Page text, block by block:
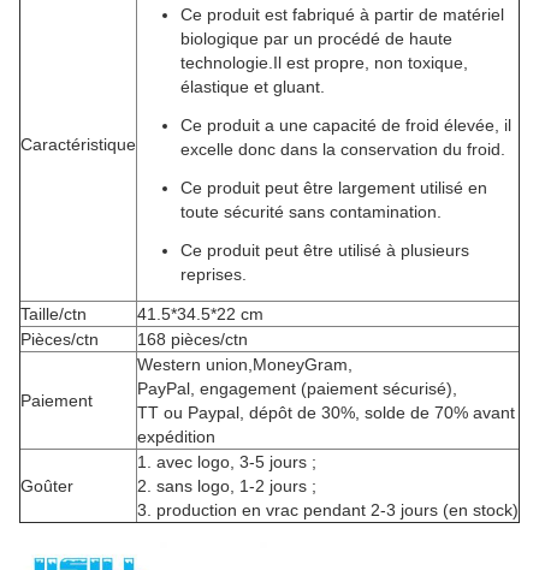
Caractéristique
Ce produit est fabriqué à partir de matériel
biologique par un procédé de haute
technologie.Il est propre, non toxique,
élastique et gluant.
Ce produit a une capacité de froid élevée, il
excelle donc dans la conservation du froid.
Ce produit peut être largement utilisé en
toute sécurité sans contamination.
Ce produit peut être utilisé à plusieurs
reprises.
Taille/ctn
41.5*34.5*22 cm
Pièces/ctn
168 pièces/ctn
Paiement
Western union MoneyGram,
PayPal, engagement (paiement sécurisé),
TT ou Paypal, dépôt de 30%, solde de 70% avant
expédition
Goûter
1. avec logo, 3-5 jours ;
2. sans logo, 1-2 jours ;
3. production en vrac pendant 2-3 jours (en stock)